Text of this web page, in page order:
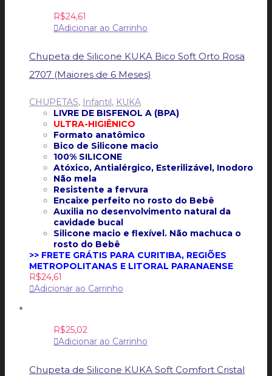
R$24,61
Adicionar ao Carrinho
Chupeta de Silicone KUKA Bico Soft Orto Rosa
2707 (Maiores de 6 Meses)
CHUPETAS, Infantil, KUKA
LIVRE DE BISFENOL A (BPA)
ULTRA-HIGIÊNICO
Formato anatômico
Bico de Silicone macio
100% SILICONE
Atóxico, Antialérgico, Esterilizável, Inodoro
Não mela
Resistente a fervura
Encaixe perfeito no rosto do Bebê
Auxilia no desenvolvimento natural da
cavidade bucal
Silicone macio e flexível. Não machuca o
rosto do Bebê
>> FRETE GRÁTIS PARA CURITIBA, REGIÕES
METROPOLITANAS E LITORAL PARANAENSE
R$24,61
Adicionar ao Carrinho
R$25,02
Adicionar ao Carrinho
Chupeta de Silicone KUKA Soft Comfort Cristal